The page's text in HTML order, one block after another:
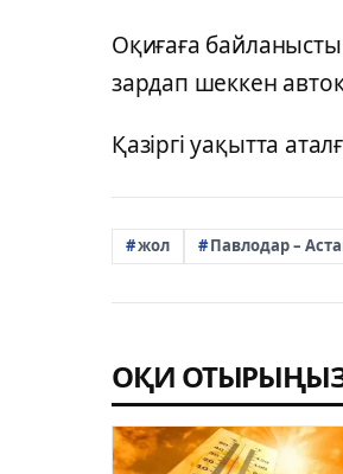
Оқиғаға байланысты
зардап шеккен
Қазіргі уақытта
жол Павлодар –
ОҚИ